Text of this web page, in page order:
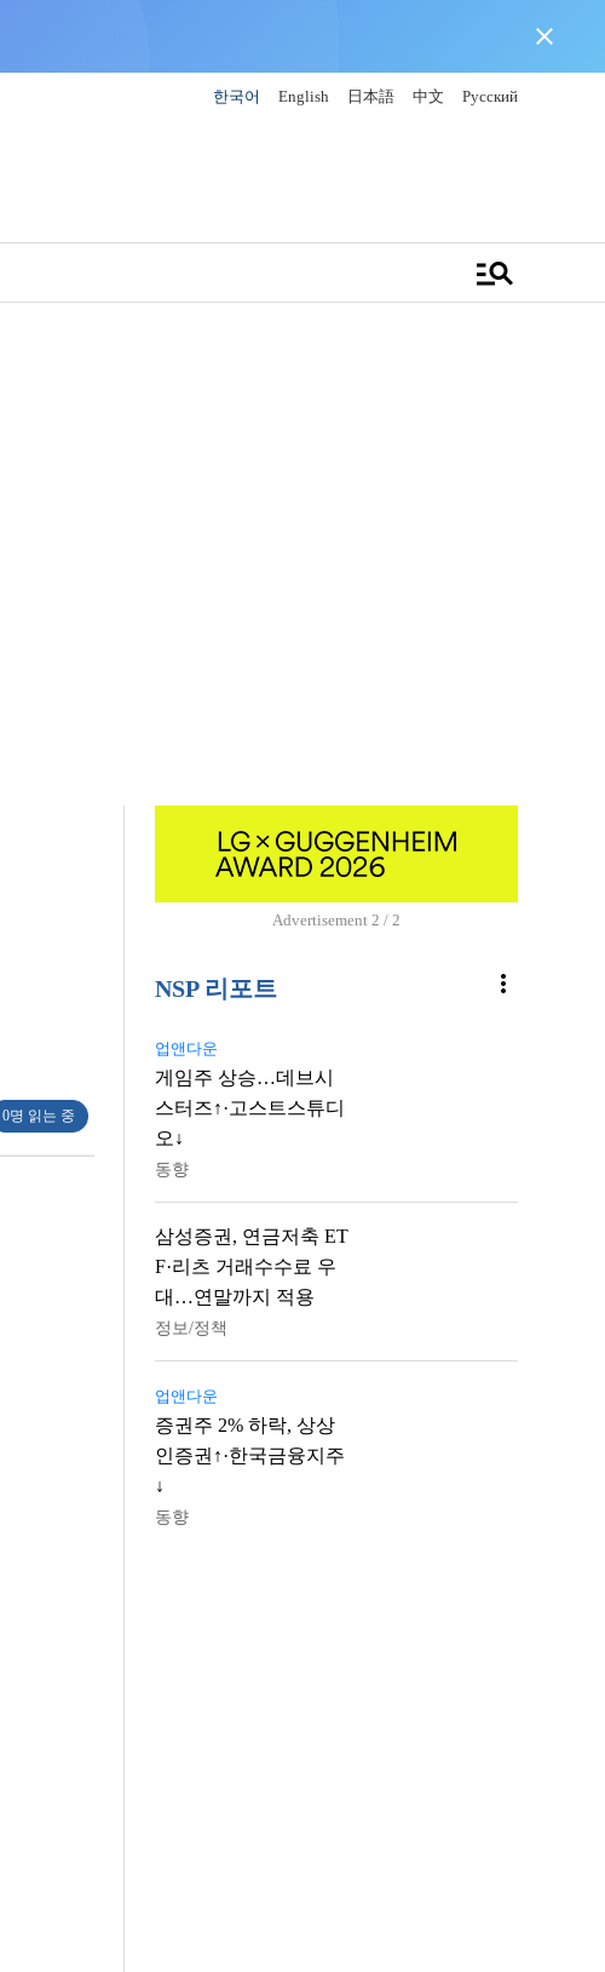
close
한국어 English 日本語 中文 Русский
manage_search
0명 읽는 중
Advertisement 1 / 2
NSP 리포트 more_vert
업앤다운
게임주 상승…데브시
스터즈↑·고스트스튜디
오↓
동향
삼성증권, 연금저축 ET
F·리츠 거래수수료 우
대…연말까지 적용
정보/정책
업앤다운
증권주 2% 하락, 상상
인증권↑·한국금융지주
↓
동향